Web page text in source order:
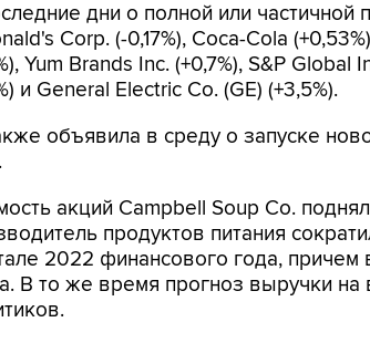
дни о полной или
Corp. (-0,17%), Coca-Cola
Yum Brands Inc. (+0,7%), S&P
и General Electric Co. (GE) (+3,5%).
объявила в среду о запуске
акций Campbell Soup Co.
продуктов питания
2022 финансового года,
В то же время прогноз выручки